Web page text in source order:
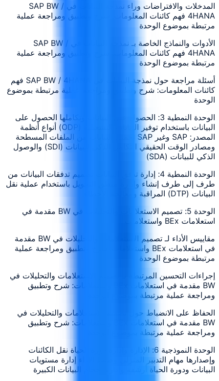
المدخلات والافتراضات وراء نمذجة البيانات في SAP BW /
4HANA فهم كائنات المعلومات: شرح وتطبيق ومراجعة عملية
مرتبطة بموضوع الوحدة
الأدوات والنماذج الخاصة بـ نمذجة البيانات في SAP BW /
4HANA فهم كائنات المعلومات: شرح وتطبيق ومراجعة عملية
مرتبطة بموضوع الوحدة
أسئلة مراجعة حول نمذجة البيانات في SAP BW / 4HANA فهم
كائنات المعلومات: شرح وتطبيق ومراجعة عملية مرتبطة بموضوع
الوحدة
الوحدة النمطية 3: الحصول على البيانات وتكاملها الحصول على
البيانات باستخدام توفير البيانات التشغيلية (ODP) أنواع أنظمة
المصدر: SAP وغير SAP تحميل البيانات من الملفات المسطحة
ومصادر الوقت الحقيقي التكامل الذكي للبيانات (SDI) والوصول
الذكي للبيانات (SDA)
الوحدة النمطية 4: إدارة تدفق البيانات تصميم تدفقات البيانات من
طرف إلى طرف إنشاء وإدارة منطق التحويل باستخدام عملية نقل
البيانات (DTP) المراقبة ومعالجة الأخطاء
الوحدة 5: تصميم الاستعلامات والتحليلات في BW مقدمة في
استعلامات BEx واستعلامات
مقاييس الأداء لـ تصميم الاستعلامات والتحليلات في BW مقدمة
في استعلامات BEx واستعلامات: شرح وتطبيق ومراجعة عملية
مرتبطة بموضوع الوحدة
إجراءات التحسين المرتبطة بـ تصميم الاستعلامات والتحليلات في
BW مقدمة في استعلامات BEx واستعلامات: شرح وتطبيق
ومراجعة عملية مرتبطة بموضوع الوحدة
الحفاظ على الانضباط حول تصميم الاستعلامات والتحليلات في
BW مقدمة في استعلامات BEx واستعلامات: شرح وتطبيق
ومراجعة عملية مرتبطة بموضوع الوحدة
الوحدة النموذجية 6: الإدارة وإدارة دورة الحياة نقل الكائنات
وإصدارها مهام التدبير المنزلي وضبط الأداء إدارة مستويات
البيانات ودورة الحياة أرشفة وإدارة أحجام البيانات الكبيرة